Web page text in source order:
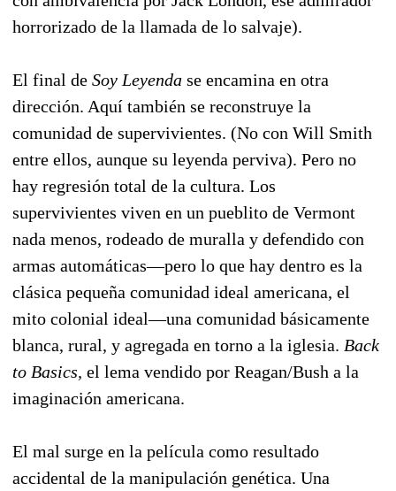
horrorizado de la llamada de lo salvaje).
El final de Soy Leyenda se encamina en otra
dirección. Aquí también se reconstruye la
comunidad de supervivientes. (No con Will Smith
entre ellos, aunque su leyenda perviva). Pero no
hay regresión total de la cultura. Los
supervivientes viven en un pueblito de Vermont
nada menos, rodeado de muralla y defendido con
armas automáticas—pero lo que hay dentro es la
clásica pequeña comunidad ideal americana, el
mito colonial ideal—una comunidad básicamente
blanca, rural, y agregada en torno a la iglesia. Back
to Basics, el lema vendido por Reagan/Bush a la
imaginación americana.
El mal surge en la película como resultado
accidental de la manipulación genética. Una